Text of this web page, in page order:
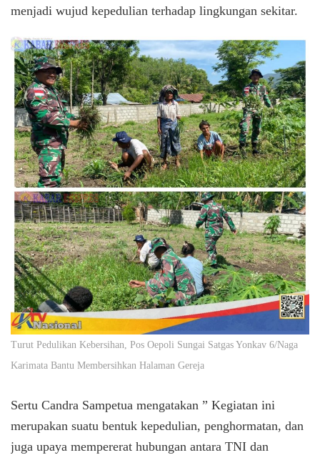
menjadi wujud kepedulian terhadap lingkungan sekitar.
Turut Pedulikan Kebersihan, Pos Oepoli Sungai Satgas Yonkav 6/Naga
Karimata Bantu Membersihkan Halaman Gereja
Sertu Candra Sampetua mengatakan ” Kegiatan ini
merupakan suatu bentuk kepedulian, penghormatan, dan
juga upaya mempererat hubungan antara TNI dan